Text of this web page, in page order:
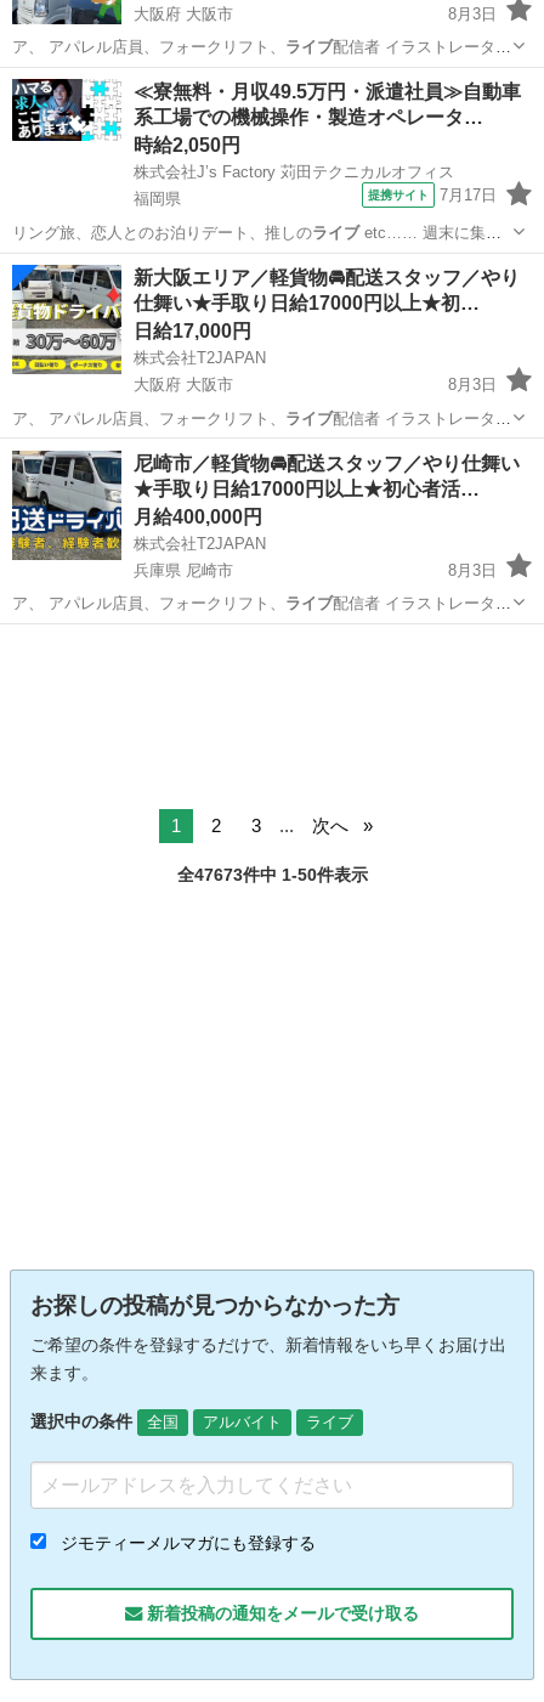
大阪府 大阪市
8月3日
ア、 アパレル店員、フォークリフト、 ライブ配信者 イラストレータ
ー、パーソナル…
大阪 大阪市 配送 タクシー運転手
≪寮無料・月収49.5万円・派遣社員≫自動車
系工場での機械操作・製造オペレータ…
時給2,050円
株式会社J’s Factory 苅田テクニカルオフィス
福岡県
提携サイト 7月17日
リング旅、恋人とのお泊りデート、推しのライブetc…… 週末に集中
しがちな楽しい…
福岡 その他
新大阪エリア／軽貨物🚘配送スタッフ／やり
仕舞い★手取り日給17000円以上★初…
日給17,000円
株式会社T2JAPAN
大阪府 大阪市
8月3日
ア、 アパレル店員、フォークリフト、 ライブ配信者 イラストレータ
ー、パーソナル…
大阪 大阪市 物流 スタッフ
尼崎市／軽貨物🚘配送スタッフ／やり仕舞い
★手取り日給17000円以上★初心者活…
月給400,000円
株式会社T2JAPAN
兵庫県 尼崎市
8月3日
ア、 アパレル店員、フォークリフト、 ライブ配信者 イラストレータ
ー、パーソナル…
1 2 3 ... 次へ
全47673件中 1-50件表示
お探しの投稿が見つからなかった方
ご希望の条件を登録するだけで、新着情報をいち早くお届け出
来ます。
選択中の条件 全国 アルバイト ライブ
ジモティーメルマガにも登録する
新着投稿の通知をメールで受け取る